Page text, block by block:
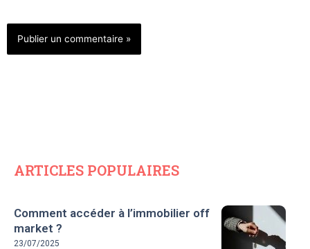
ARTICLES POPULAIRES
Comment accéder à l’immobilier off
market ?
23/07/2025